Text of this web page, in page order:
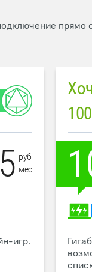
руб
мес
игр.